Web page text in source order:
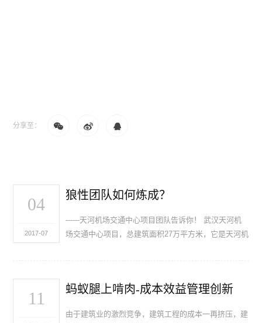
分享至：
04
2017-07
狼性团队如何炼成？
------天河机场交通中心项目团队告诉你！ 武汉天河机
场交通中心项目，总建筑面积27万平方米，它是天河机
11 蚂蚁腿上啃肉-成本效益管理创新
由于建筑业的激烈竞争，建筑工程的成本一再挤压，建